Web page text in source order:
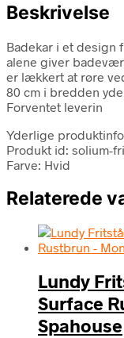
Beskrivelse
Badekar i et design
alene giver
er lækkert at røre
80 cm i bredden
Forventet leverin
Yderlige
Produkt id: solium-
Farve: Hvid
Relaterede
Lundy
Surface
Spahouse